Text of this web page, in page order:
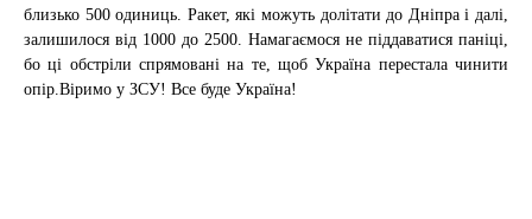
близько 500 одиниць. Ракет, які можуть долітати до Дніпра і далі,
залишилося від 1000 до 2500. Намагаємося не піддаватися паніці,
бо ці обстріли спрямовані на те, щоб Україна перестала чинити
опір.Віримо у ЗСУ! Все буде Україна!